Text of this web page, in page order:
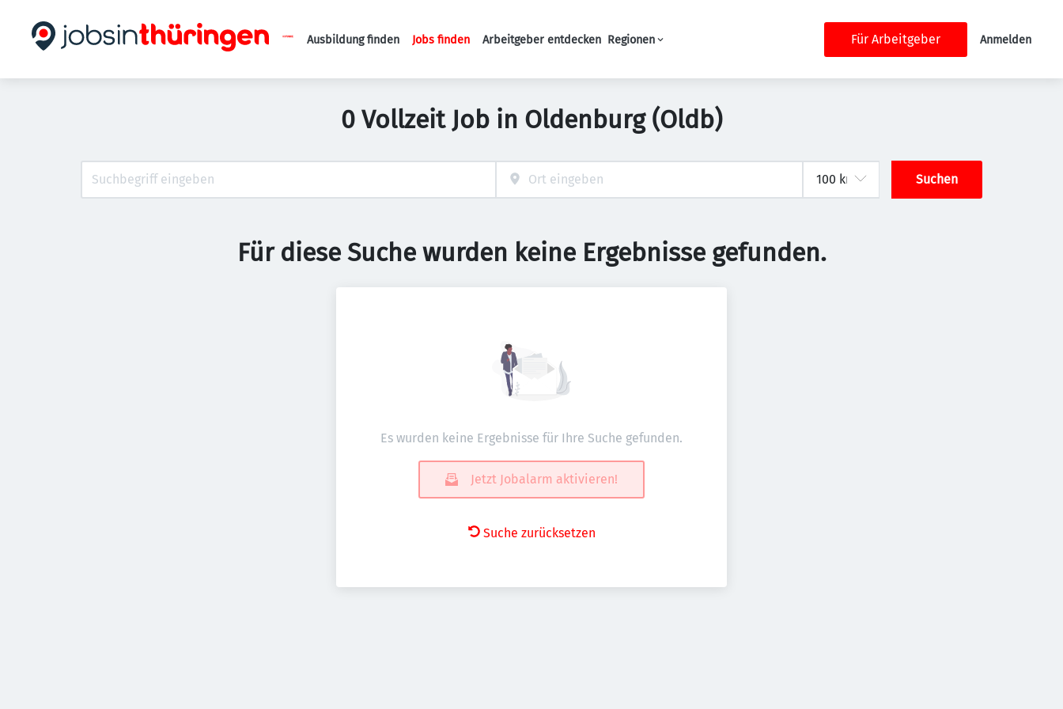
Haupt-Navigation
Ausbildung finden Jobs finden Arbeitgeber entdecken Regionen Für Arbeitgeber Anmelden
0 Vollzeit Job in Oldenburg (Oldb)
Suchen
Für diese Suche wurden keine Ergebnisse gefunden.
Es wurden keine Ergebnisse für Ihre Suche gefunden.
Jetzt Jobalarm aktivieren!
Suche zurücksetzen